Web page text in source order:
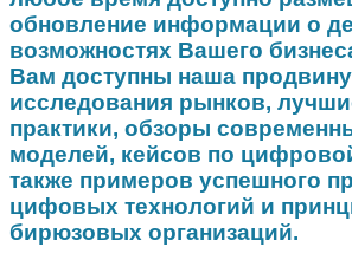
обновление информации о
возможностях Вашего
Вам доступны наша
исследования рынков,
практики, обзоры
моделей, кейсов по
также примеров успешного
цифовых технологий и
бирюзовых организаций.